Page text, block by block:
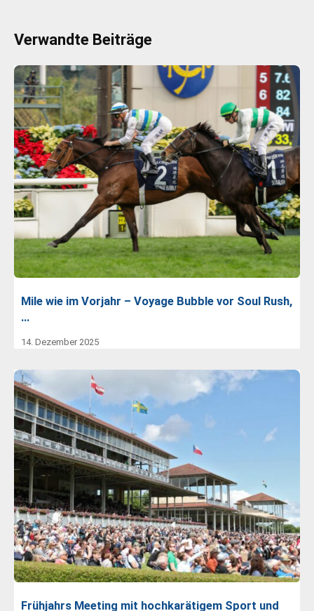
Verwandte Beiträge
Mile wie im Vorjahr – Voyage Bubble vor Soul Rush,
…
14. Dezember 2025
Frühjahrs Meeting mit hochkarätigem Sport und